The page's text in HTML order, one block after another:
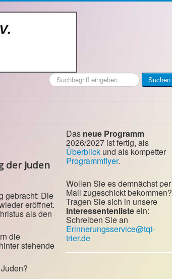
Suchen
...
Suchen
der Juden
gebracht: Die
eröffnet.
als den
die
stehende
Das neue Programm
2026/2027 ist fertig, als
Überblick und als kompetter
Programmflyer.
Wollen Sie es demnächst per
Mail zugeschickt bekommen?
Tragen Sie sich in unsere
Interessentenlisteein:
Schreiben Sie an
Erinnerungsservice@tqt-
trier.de